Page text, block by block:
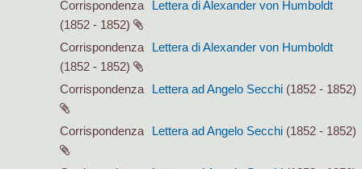
Corrispondenza
Lettera di Alexander von Humboldt
(1852 - 1852)
Corrispondenza
Lettera di Alexander von Humboldt
(1852 - 1852)
Corrispondenza
Lettera ad Angelo Secchi (1852 - 1852)
Corrispondenza Lettera ad Angelo Secchi (1852 - 1852)